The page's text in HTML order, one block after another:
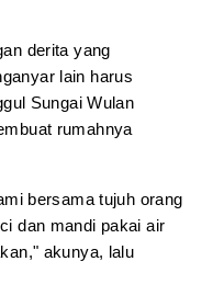
derita yang
lain harus
Sungai Wulan
rumahnya
bersama tujuh orang
dan mandi pakai air
akunya, lalu